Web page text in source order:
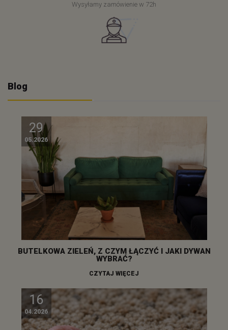
Wysyłamy zamówienie w 72h
Blog
29
05.2026
BUTELKOWA ZIELEŃ, Z CZYM ŁĄCZYĆ I JAKI DYWAN
WYBRAĆ?
CZYTAJ WIĘCEJ
16
04.2026